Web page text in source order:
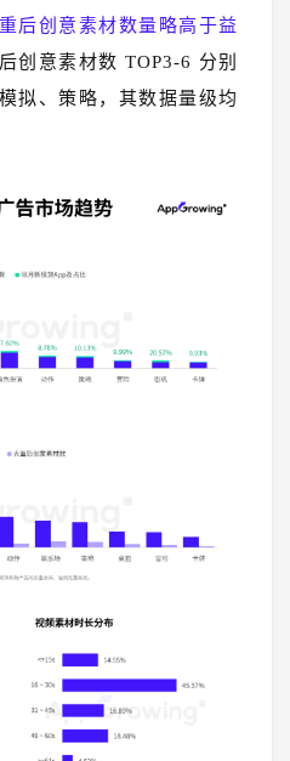
后创意素材数量略高于益
创意素材数 TOP3-6 分别
拟、策略，其数据量级均